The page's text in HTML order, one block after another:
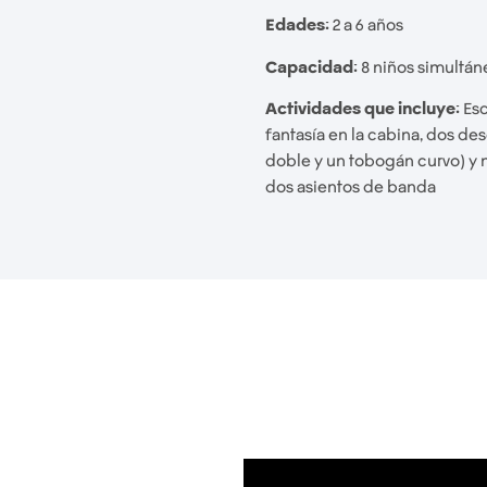
Edades:2 a 6 años
Capacidad:8 niños
Actividades que incluye:
fantasía en la cabina, dos
doble y un tobogán curvo)
dos asientos de banda